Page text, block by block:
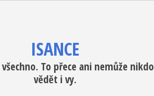
ISANCE
To přece ani nemůže
vědět i vy.